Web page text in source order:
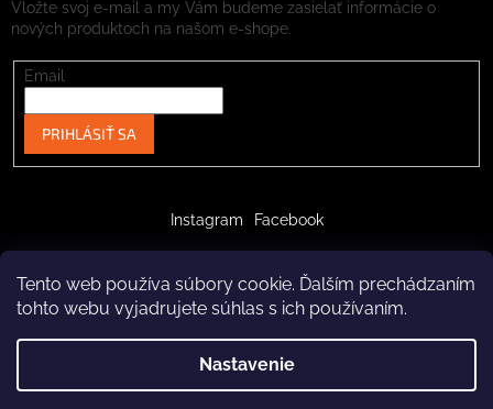
Tento web používa súbory cookie. Ďalším prechádzaním
tohto webu vyjadrujete súhlas s ich používaním.
Nastavenie
Vložte svoj e-mail a my Vám budeme zasielať informácie o
nových produktoch na našom e-shope.
Email
PRIHLÁSIŤ SA
Instagram Facebook
Copyright 2026crazypaws.eu. Všetky práva vyhradené.